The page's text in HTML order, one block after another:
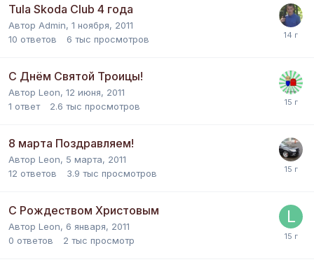
Tula Skoda Club 4 года
Автор Admin, 1 ноября, 2011
10 ответов 6 тыс просмотров
С Днём Святой Троицы!
Автор Leon, 12 июня, 2011
1 ответ 2.6 тыс просмотров
8 марта Поздравляем!
Автор Leon, 5 марта, 2011
12 ответов 3.9 тыс просмотров
С Рождеством Христовым
Автор Leon, 6 января, 2011
0 ответов 2 тыс просмотр